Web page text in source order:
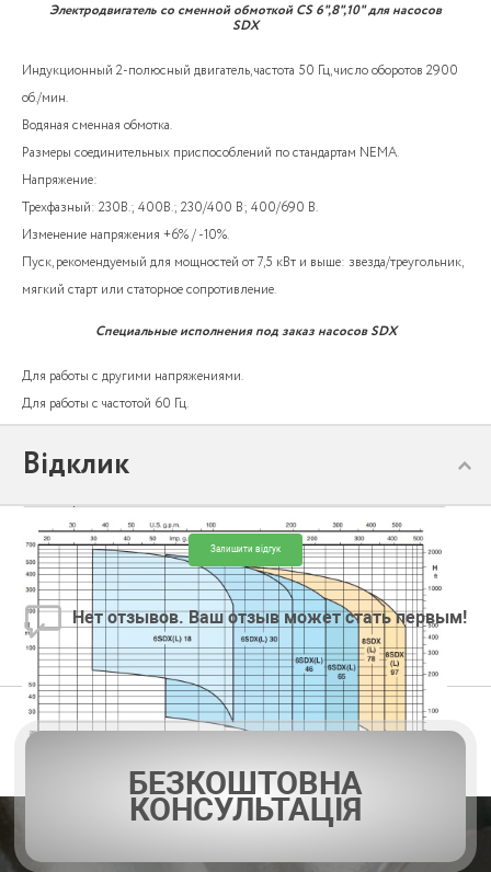
Электродвигатель со сменной обмоткой CS 6",8",10" для насосов
SDX
Индукционный 2-полюсный двигатель, частота 50 Гц, число оборотов 2900
об./мин.
Водяная сменная обмотка.
Размеры соединительных приспособлений по стандартам NEMA.
Напряжение:
Трехфазный: 230В.; 400В.; 230/400 В; 400/690 В.
Изменение напряжения +6% / -10%.
Пуск, рекомендуемый для мощностей от 7,5 кВт и выше: звезда/треугольник,
мягкий старт или статорное сопротивление.
Специальные исполнения под заказ насосов SDX
Для работы с другими напряжениями.
Для работы с частотой 60 Гц.
Двигатель FK.
Відклик
Залишити відгук
Нет отзывов. Ваш отзыв может стать первым!
БЕЗКОШТОВНА
КОНСУЛЬТАЦІЯ